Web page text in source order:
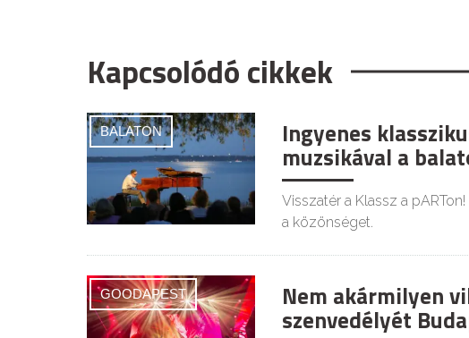
Kapcsolódó cikkek
BALATON Ingyenes
muzsikával a
Visszatér a Klassz a
a közönséget.
GOODAPEST Nem akármilyen
szenvedélyét